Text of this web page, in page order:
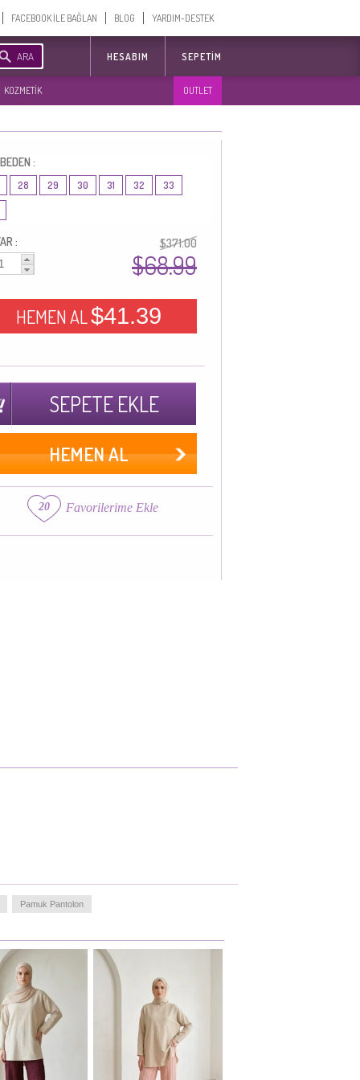
FACEBOOK İLE BAĞLAN BLOG YARDIM-DESTEK
ARA HESABIM SEPETIM
KOZMETİK OUTLET
:
28 29 30 31 32 33
: $371.00
$68.99
HEMEN AL$41.39
SEPETE EKLE
HEMEN AL
20 Favorilerime Ekle
Pamuk Pantolon